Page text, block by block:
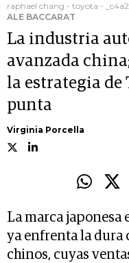
raphael chang - toyota -
ALE BACCARAT
La industria
avanzada
la estrategia de
punta
Virginia Porcella
La marca japonesa
ya enfrenta la dura
chinos, cuyas